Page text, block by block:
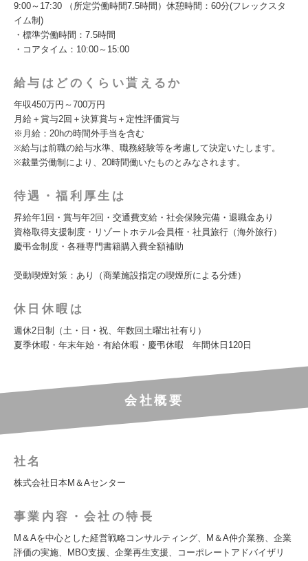
9:00～17:30 （所定労働時間7.5時間）休憩時間：60分(フレックスタ
イム制)
・標準労働時間：7.5時間
・コアタイム：10:00～15:00
給与はどのくらい貰えるか
年収450万円～700万円
月給＋賞与2回＋決算賞与＋定性評価賞与
※月給：20hの時間外手当を含む
※給与は前職の給与水準、職務経験等を考慮して決定いたします。
※裁量労働制により、20時間働いたものとみなされます。
待遇・福利厚生は
昇給年1回・賞与年2回・交通費支給・社会保険完備・退職金あり
資格取得支援制度・リゾートホテル会員権・社員旅行（海外旅行）
慶弔金制度・各種専門書籍購入費全額補助
受動喫煙対策：あり（商業施設指定の喫煙所による分煙）
休日休暇は
週休2日制（土・日・祝、年数回土曜出社有り）
夏季休暇・年末年始・有給休暇・慶弔休暇 年間休日120日
会社概要
社名
株式会社日本M＆Aセンター
事業内容・会社の特長
M＆Aを中心とした経営戦略コンサルティング、M＆A仲介業務、企業
評価の実施、MBO支援、企業再生支援、コーポレートアドバイザリ